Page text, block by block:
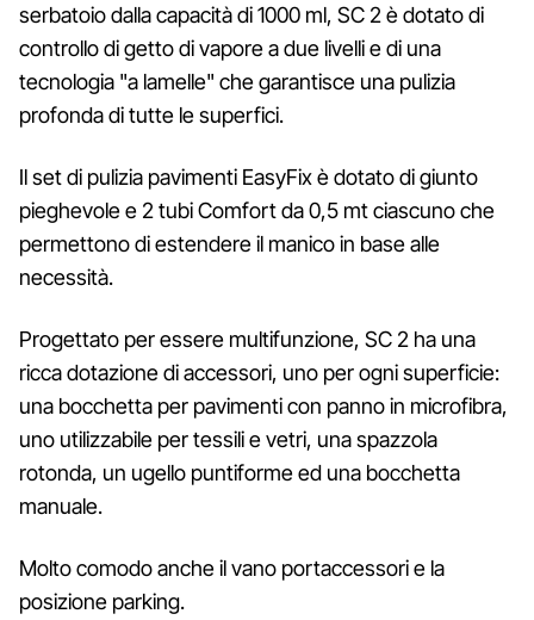
serbatoio dalla capacità di 1000 ml, SC 2 è dotato di
controllo di getto di vapore a due livelli e di una
tecnologia "a lamelle" che garantisce una pulizia
profonda di tutte le superfici.
Il set di pulizia pavimenti EasyFix è dotato di giunto
pieghevole e 2 tubi Comfort da 0,5 mt ciascuno che
permettono di estendere il manico in base alle
necessità.
Progettato per essere multifunzione, SC 2 ha una
ricca dotazione di accessori, uno per ogni superficie:
una bocchetta per pavimenti con panno in microfibra,
uno utilizzabile per tessili e vetri, una spazzola
rotonda, un ugello puntiforme ed una bocchetta
manuale.
Molto comodo anche il vano portaccessori e la
posizione parking.